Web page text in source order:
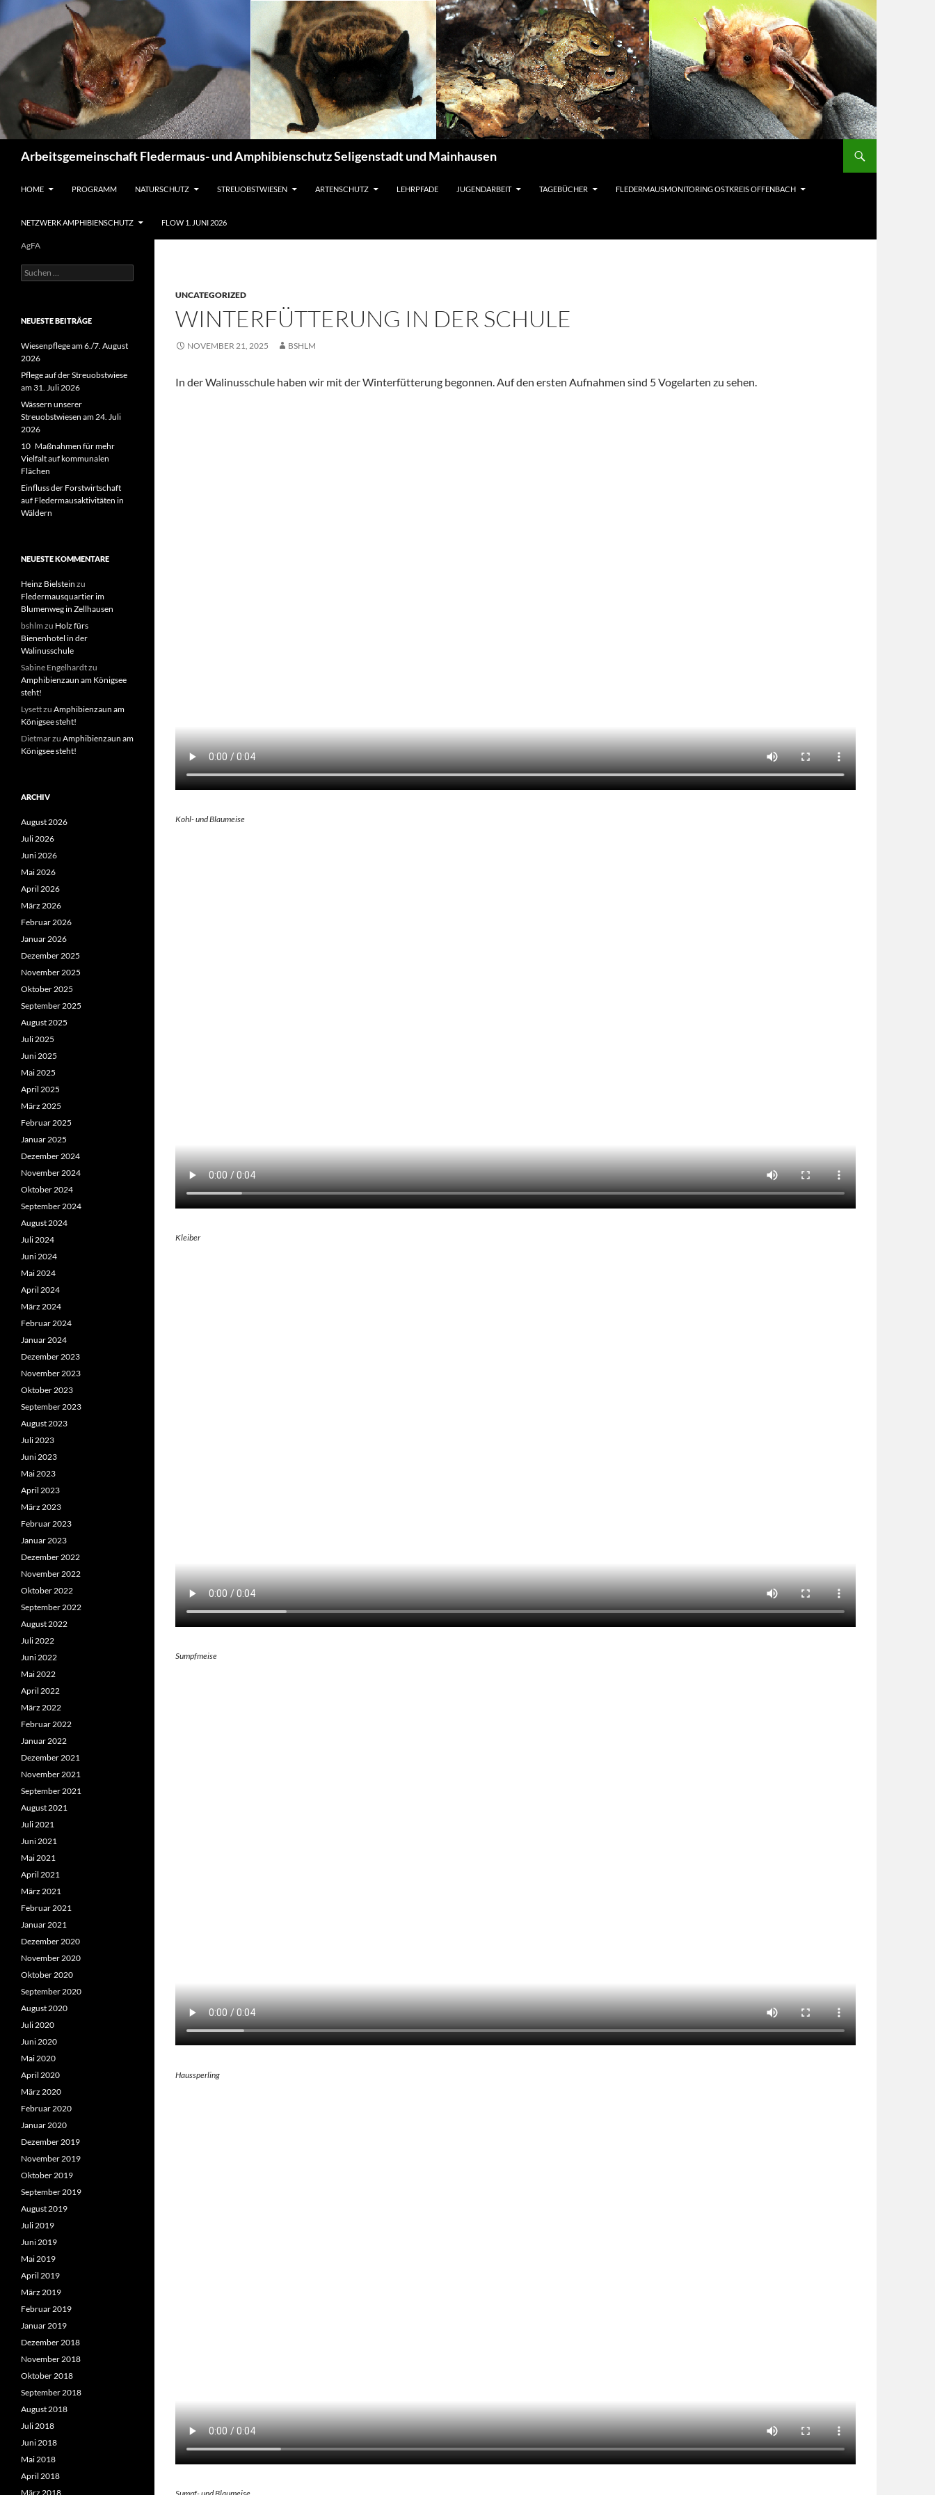
Arbeitsgemeinschaft Fledermaus- und Amphibienschutz Seligenstadt und Mainhausen
HOME
PROGRAMM NATURSCHUTZ STREUOBSTWIESEN ARTENSCHUTZ LEHRPFADE JUGENDARBEIT TAGEBÜCHER FLEDERMAUSMONITORING OSTKREIS OFFENBACH
NETZWERK AMPHIBIENSCHUTZ FLOW 1. JUNI 2026
UNCATEGORIZED
WINTERFÜTTERUNG IN DER SCHULE
NOVEMBER 21, 2025 BSHLM
In der Walinusschule haben wir mit der Winterfütterung begonnen. Auf den ersten Aufnahmen sind 5 Vogelarten zu sehen.
Kohl- und Blaumeise
Kleiber
Sumpfmeise
Haussperling
AgFA
Suchen
nach:
NEUESTE BEITRÄGE
Wiesenpflege am 6./7. August
2026
Pflege auf der Streuobstwiese
am 31. Juli 2026
Wässern unserer
Streuobstwiesen am 24. Juli
2026
10 Maßnahmen für mehr
Vielfalt auf kommunalen
Flächen
Einfluss der Forstwirtschaft
auf Fledermausaktivitäten in
Wäldern
NEUESTE KOMMENTARE
Heinz Bielstein zu
Fledermausquartier im
Blumenweg in Zellhausen
bshlm zu Holz fürs
Bienenhotel in der
Walinusschule
Sabine Engelhardtzu
Amphibienzaun am Königsee
steht!
Lysettzu Amphibienzaun am
Königsee steht!
Dietmarzu Amphibienzaun am
Königsee steht!
ARCHIV
August 2026
Juli 2026
Juni 2026
Mai 2026
April 2026
März 2026
Februar 2026
Januar 2026
Dezember 2025
November 2025
Oktober 2025
September 2025
August 2025
Juli 2025
Juni 2025
Mai 2025
April 2025
März 2025
Februar 2025
Januar 2025
Dezember 2024
November 2024
Oktober 2024
September 2024
August 2024
Juli 2024
Juni 2024
Mai 2024
April 2024
März 2024
Februar 2024
Januar 2024
Dezember 2023
November 2023
Oktober 2023
September 2023
August 2023
Juli 2023
Juni 2023
Mai 2023
April 2023
März 2023
Februar 2023
Januar 2023
Dezember 2022
November 2022
Oktober 2022
September 2022
August 2022
Juli 2022
Juni 2022
Mai 2022
April 2022
März 2022
Februar 2022
Januar 2022
Dezember 2021
November 2021
September 2021
August 2021
Juli 2021
Juni 2021
Mai 2021
April 2021
März 2021
Februar 2021
Januar 2021
Dezember 2020
November 2020
Oktober 2020
September 2020
August 2020
Juli 2020
Juni 2020
Mai 2020
April 2020
März 2020
Februar 2020
Januar 2020
Dezember 2019
November 2019
Oktober 2019
September 2019
August 2019
Juli 2019
Juni 2019
Mai 2019
April 2019
März 2019
Februar 2019
Januar 2019
Dezember 2018
November 2018
Oktober 2018
September 2018
August 2018
Juli 2018
Juni 2018
Mai 2018
April 2018
März 2018